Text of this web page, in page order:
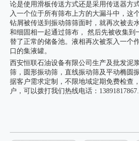
论是使用滑板传送方式还是采用传送器方
入一个位于所有筛布上方的大漏斗中，这
钻屑被传送到振动筛筛面时，就再次被去
和细固相一起通过筛布， 然后先被收集到
替了正常的储备池。液相再次被泵入一个
口的集液罐。
西安恒联石油设备有限公司 生产及批发泥
筛，圆形振动筛，直线振动筛及平动椭圆
据客户需求定制，不限地域定期免费检查
户，可以拨打我们热线电话：13891817867.